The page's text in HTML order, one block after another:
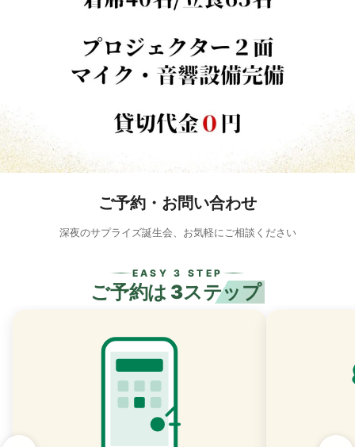
ご予約・お問い合わせ
深夜のサプライズ誕生会、お気軽にご相談ください
EASY 3 STEP
ご予約は 3ステップ